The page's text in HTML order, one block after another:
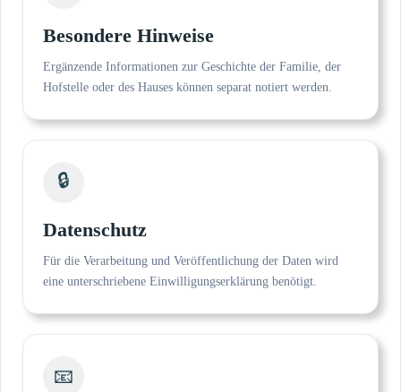
Besondere Hinweise
Ergänzende Informationen zur Geschichte der Familie, der
Hofstelle oder des Hauses können separat notiert werden.
🔒
Datenschutz
Für die Verarbeitung und Veröffentlichung der Daten wird
eine unterschriebene Einwilligungserklärung benötigt.
📧